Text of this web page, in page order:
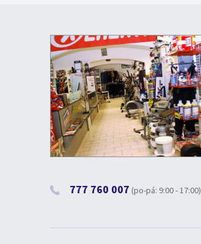
777 760 007 (po-pá: 9:00 - 17:00)